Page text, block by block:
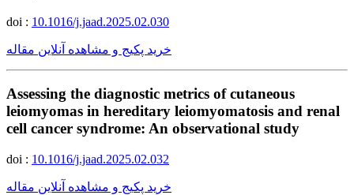
doi : 10.1016/j.jaad.2025.02.030
خرید پکیج و مشاهده آنلاین مقاله
Assessing the diagnostic metrics of cutaneous
leiomyomas in hereditary leiomyomatosis and renal
cell cancer syndrome: An observational study
doi : 10.1016/j.jaad.2025.02.032
خرید پکیج و مشاهده آنلاین مقاله